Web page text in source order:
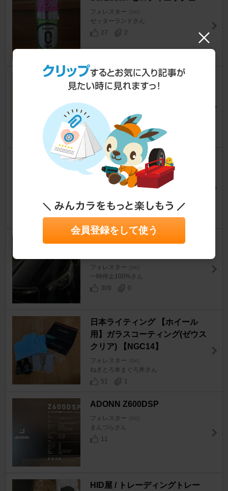
フォレスター [SK]
ゼッターランドさん
27
2
RINREI ウルトラハードWコー
ティングPRO
フォレスター
TDF-UH-001さん
0
SurLuster S-156ゼロクリーム
［ノーコンパウンド］
フォレスター [SK]
9
0
PROSTAFF CCウォーターゴー
フォレスター
一時停止100%さん
309
0
日本ライティング 【ホイール
用】ガラスコーティング(ゼウス
クリア) 【NGC14】
フォレスター [SK]
ねぎとろ本まぐろ丼さん
51
1
ADONN Z600DSP
フォレスター [SK]
まんづらさん
11
HID屋 / トレーディングトレー
会員登録をして使う